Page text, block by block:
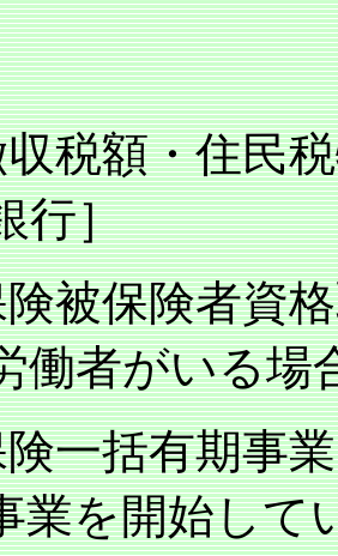
税額・住民
行］
被保険者資
働者がいる場
一括有期事
業を開始して